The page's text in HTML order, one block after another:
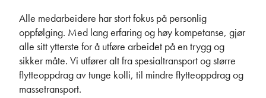
Alle medarbeidere har stort fokus på personlig
oppfølging. Med lang erfaring og høy kompetanse, gjør
alle sitt ytterste for å utføre arbeidet på en trygg og
sikker måte. Vi utfører alt fra spesialtransport og større
flytteoppdrag av tunge kolli, til mindre flytteoppdrag og
massetransport.